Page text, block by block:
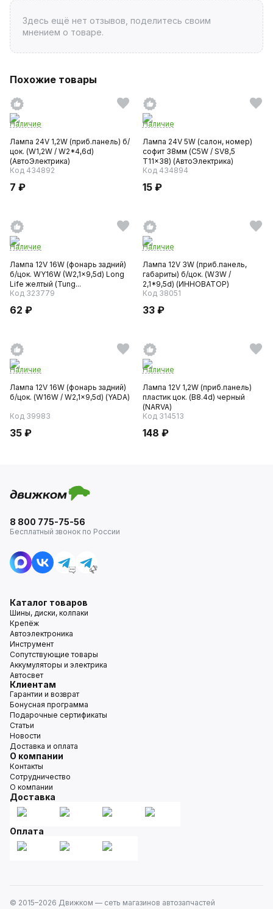
Здесь ещё нет отзывов, поделитесь своим
мнением о товаре.
Похожие товары
Наличие
Лампа 24V 1,2W (приб.панель) б/
цок. (W1,2W / W2*4,6d)
(АвтоЭлектрика)
Код 434892
7 ₽
Наличие
Лампа 24V 5W (салон, номер)
софит 38мм (C5W / SV8,5
T11x38) (АвтоЭлектрика)
Код 434894
15 ₽
Наличие
Лампа 12V 16W (фонарь задний)
б/цок. WY16W (W2,1x9,5d) Long
Life желтый (Tung...
Код 323779
62 ₽
Наличие
Лампа 12V 3W (приб.панель,
габариты) б/цок. (W3W /
2,1*9,5d) (ИННОВАТОР)
Код 38051
33 ₽
Наличие
Лампа 12V 16W (фонарь задний)
б/цок. (W16W / W2,1x9,5d) (YADA)
Код 39983
35 ₽
Наличие
Лампа 12V 1,2W (приб.панель)
пластик цок. (B8.4d) черный
(NARVA)
Код 314513
148 ₽
8 800 775-75-56
Бесплатный звонок по России
Каталог товаров
Шины, диски, колпаки
Крепёж
Автоэлектроника
Инструмент
Сопутствующие товары
Аккумуляторы и электрика
Автосвет
Клиентам
Гарантии и возврат
Бонусная программа
Подарочные сертификаты
Статьи
Новости
Доставка и оплата
О компании
Контакты
Сотрудничество
О компании
Доставка
Оплата
© 2015–2026 Движком — сеть магазинов автозапчастей